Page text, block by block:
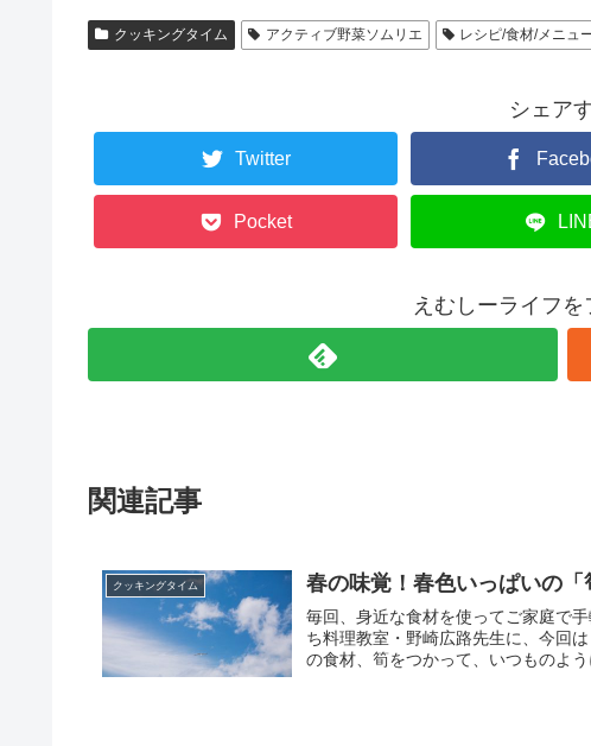
クッキングタイム アクティブ野菜ソムリエ レシピ/食材/メニュ
シェア
Twitter
Pocket
えむしーライフを
関連記事
クッキングタイム 春の味覚！春色いっぱいの
毎回、身近な食材を使ってご家庭で
ち料理教室・野崎広路先生に、今回
の食材、筍をつかって、いつものよ